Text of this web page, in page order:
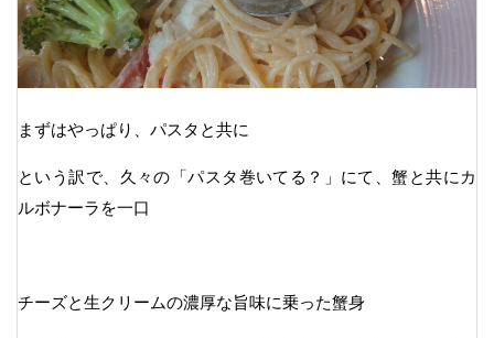
まずはやっぱり、パスタと共に
という訳で、久々の「パスタ巻いてる？」にて、蟹と共にカ
ルボナーラを一口
チーズと生クリームの濃厚な旨味に乗った蟹身